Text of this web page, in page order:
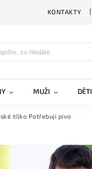
KONTAKTY
MUŽI DĚTI
tílko Potřebuji pivo